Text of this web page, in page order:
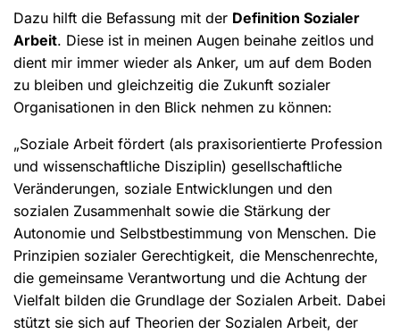
Dazu hilft die Befassung mit der Definition Sozialer
Arbeit. Diese ist in meinen Augen beinahe zeitlos und
dient mir immer wieder als Anker, um auf dem Boden
zu bleiben und gleichzeitig die Zukunft sozialer
Organisationen in den Blick nehmen zu können:
„Soziale Arbeit fördert (als praxisorientierte Profession
und wissenschaftliche Disziplin) gesellschaftliche
Veränderungen, soziale Entwicklungen und den
sozialen Zusammenhalt sowie die Stärkung der
Autonomie und Selbstbestimmung von Menschen. Die
Prinzipien sozialer Gerechtigkeit, die Menschenrechte,
die gemeinsame Verantwortung und die Achtung der
Vielfalt bilden die Grundlage der Sozialen Arbeit. Dabei
stützt sie sich auf Theorien der Sozialen Arbeit, der